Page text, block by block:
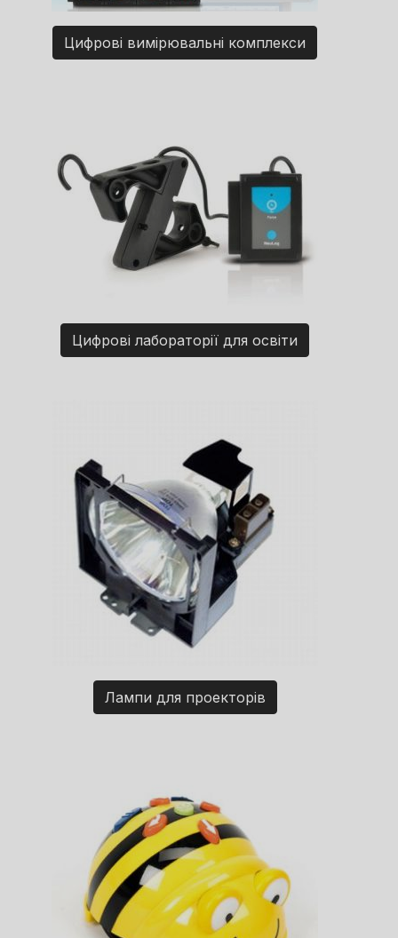
Цифрові вимірювальні комплекси
Цифрові лабораторії для освіти
Лампи для проекторів